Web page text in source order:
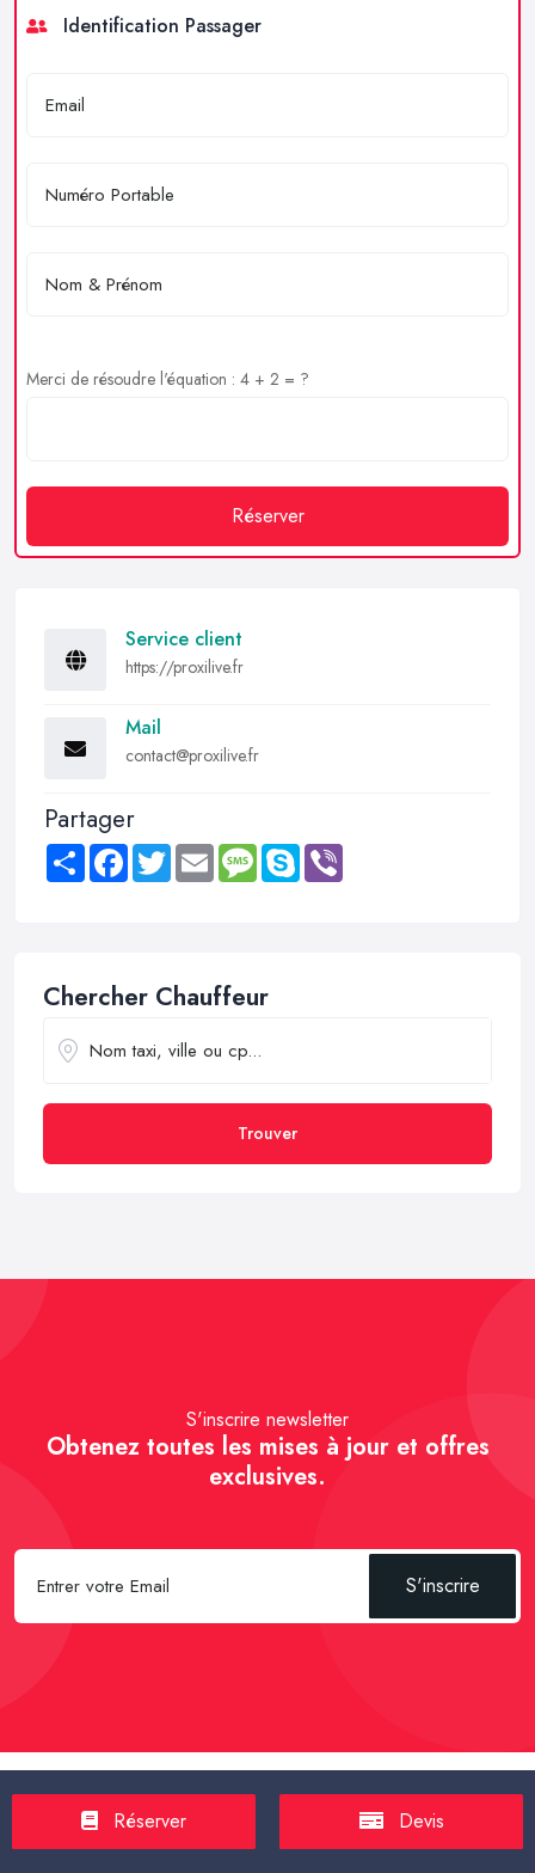
Identification Passager
Merci de résoudre l'équation : 4 + 2 = ?
Réserver
Service client
https://proxilive.fr
Mail
contact@proxilive.fr
Partager
Share FacebookTwitter Email MessageSkype
Chercher Chauffeur
Trouver
S'inscrire newsletter
Obtenez toutes les mises à jour et offres
exclusives.
S'inscrire
Spécial Passager : -Réserver un Taxi
Réserver Devis